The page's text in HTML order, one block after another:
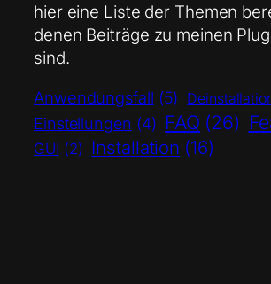
hier eine Liste der Themen
denen Beiträge zu meinen
sind.
Anwendungsfall (5)
Einstellungen (4) FAQ (26)
GUI (2) Installation (16)